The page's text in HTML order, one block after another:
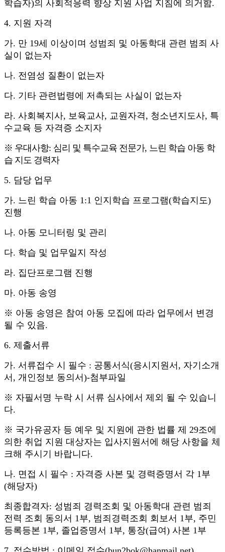
학습자)의 사회적응력 향상 지원 사업 지침에 의거함.
4. 지원 자격
가. 만 19세 이상이며 성범죄 및 아동학대 관련 범죄 사
실이 없는자
나. 전염성 질환이 없는자
다. 기타 관련법령에 저촉되는 사실이 없는자
라. 사회복지사, 보육교사, 교원자격, 청소년지도사, 특
수교육 등 자격증 소지자
※ 우대사항: 심리 및 특수교육 전문가, 느린 학습 아동 학
습 지도 경력자
5. 담당 업무
가. 느린 학습 아동 1:1 인지학습 프로그램(학습지도)
진행
나. 아동 모니터링 및 관리
다. 학습 및 업무일지 작성
라. 집단프로그램 진행
마. 아동 송영
※ 아동 송영은 참여 아동 모집에 따라 업무에서 변경
될 수 있음.
6. 제출서류
가. 서류접수 시 필수 : 공통서식(응시지원서 , 자기소개
서 , 개인정보 동의서 )-첨부파일
※ 자필서명 누락 시 서류 심사에서 제외 될 수 있습니
다.
※ 국가유공자 등 예우 및 지원에 관한 법률 제 29조에
의한 취업 지원 대상자는 입사지원서에 해당 사항을 체
크해 주시기 바랍니다.
나. 면접 시 필수 : 자격증 사본 및 경력증명서 각 1부
(해당자)
최종합격자: 성범죄 경력조회 및 아동학대 관련 범죄
전력 조회 동의서 1부, 범죄경력조회 회보서 1부, 주민
등록등본 1부, 졸업증명서 1부, 통장(급여) 사본 1부